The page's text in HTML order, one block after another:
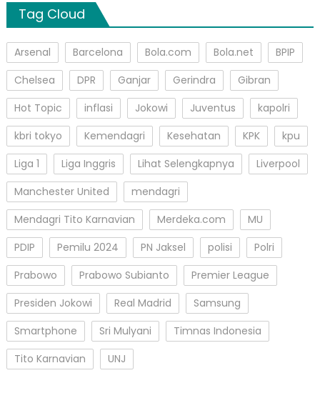
Tag Cloud
Arsenal Barcelona Bola.com Bola.net
BPIP
Chelsea
DPR Ganjar Gerindra
Gibran
Hot Topic
inflasi Jokowi Juventus
kapolri
kbri tokyo
Kemendagri Kesehatan KPK
kpu
Liga 1
Liga Inggris Lihat Selengkapnya
Liverpool
Manchester United
mendagri
Mendagri Tito Karnavian
Merdeka.com
MU
PDIP
Pemilu 2024 PN Jaksel polisi
Polri
Prabowo
Prabowo Subianto
Premier League
Presiden Jokowi
Real Madrid
Samsung
Smartphone
Sri Mulyani
Timnas Indonesia
Tito Karnavian
UNJ